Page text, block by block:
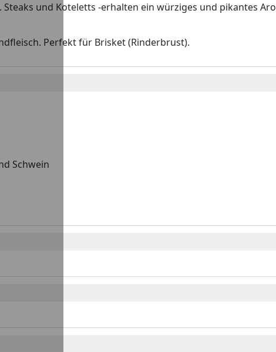
und Koteletts -erhalten ein würziges und pikantes
Perfekt für Brisket (Rinderbrust).
Schwein